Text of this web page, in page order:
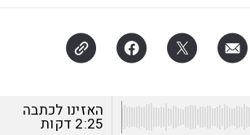
האזינו לכתבה
2:25 דקות